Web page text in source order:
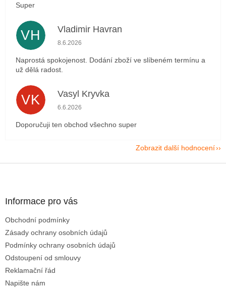
Super
VH Vladimir Havran
Hodnocení obchodu je 5 z 5 hvězdiček.
8.6.2026
Naprostá spokojenost. Dodání zboží ve slíbeném termínu a
už dělá radost.
VK Vasyl Kryvka
Hodnocení obchodu je 5 z 5 hvězdiček.
6.6.2026
Doporučuji ten obchod všechno super
Zobrazit další hodnocení
Informace pro vás
Obchodní podmínky
Zásady ochrany osobních údajů
Podmínky ochrany osobních údajů
Odstoupení od smlouvy
Reklamační řád
Napište nám